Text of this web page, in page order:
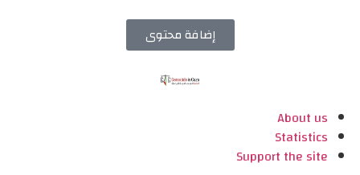
إضافة محتوى
About us
Statistics
Support the site